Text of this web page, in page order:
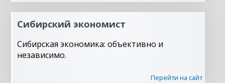
Сибирский экономист
Сибирская экономика: объективно и
независимо.
Перейти на сайт